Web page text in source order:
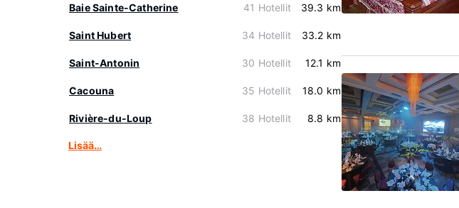
Baie Sainte-Catherine 41 Hotellit 39.3 km
Saint Hubert 34 Hotellit 33.2 km
Saint-Antonin 30 Hotellit 12.1 km
Cacouna 35 Hotellit 18.0 km
Rivière-du-Loup 38 Hotellit 8.8 km
Lisää…